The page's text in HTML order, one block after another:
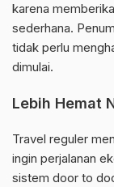
karena
sederhana.
tidak perlu
dimulai.
Lebih Hemat
Travel reguler
ingin perjalanan
sistem door to